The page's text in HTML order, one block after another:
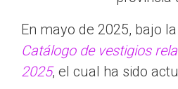
En mayo de 2025, bajo
Catálogo de vestigios
2025, el cual ha sido